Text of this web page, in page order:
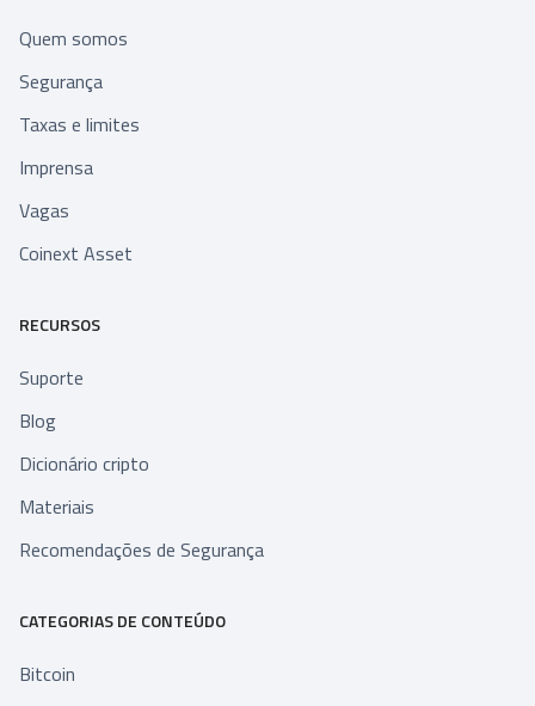
Quem somos
Segurança
Taxas e limites
Imprensa
Vagas
Coinext Asset
RECURSOS
Suporte
Blog
Dicionário cripto
Materiais
Recomendações de Segurança
CATEGORIAS DE CONTEÚDO
Bitcoin